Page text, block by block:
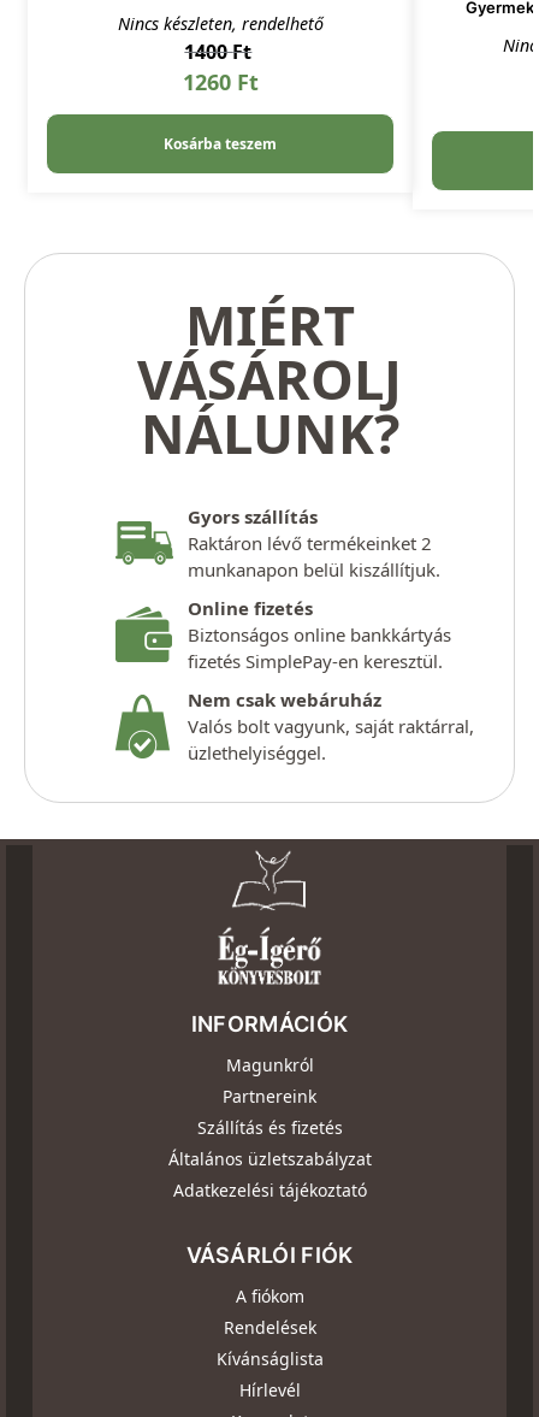
Nincs készleten, rendelhető
1400Ft
1260 Ft
Kosárba teszem
MIÉRT
VÁSÁROLJ
NÁLUNK?
Gyors szállítás
Raktáron lévő termékeinket 2
munkanapon belül kiszállítjuk.
Online fizetés
Biztonságos online bankkártyás
fizetés SimplePay-en keresztül.
Nem csak webáruház
Valós bolt vagyunk, saját raktárral,
üzlethelyiséggel.
INFORMÁCIÓK
Magunkról
Partnereink
Szállítás és fizetés
Általános üzletszabályzat
Adatkezelési tájékoztató
VÁSÁRLÓI FIÓK
A fiókom
Rendelések
Kívánságlista
Hírlevél